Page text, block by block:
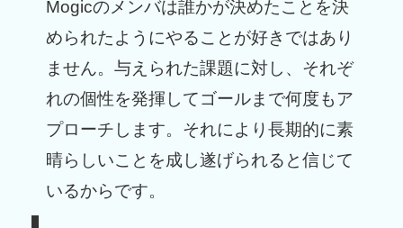
Mogicのメンバは誰かが決めたことを決
められたようにやることが好きではあり
ません。与えられた課題に対し、それぞ
れの個性を発揮してゴールまで何度もア
プローチします。それにより長期的に素
晴らしいことを成し遂げられると信じて
いるからです。